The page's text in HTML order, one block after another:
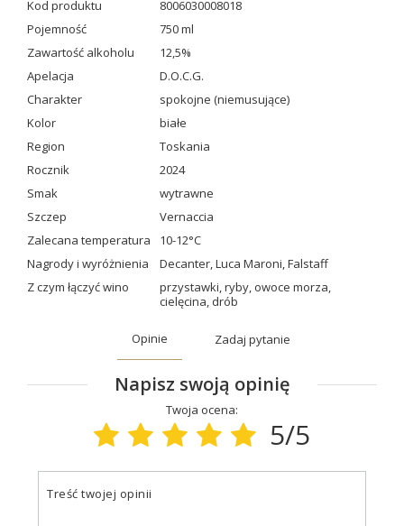
Kod produktu
8006030008018
Pojemność
750 ml
Zawartość alkoholu
12,5%
Apelacja
D.O.C.G.
Charakter
spokojne (niemusujące)
Kolor
białe
Region
Toskania
Rocznik
2024
Smak
wytrawne
Szczep
Vernaccia
Zalecana temperatura
10-12°C
Nagrody i wyróżnienia
Decanter,Luca Maroni,Falstaff
Z czym łączyć wino
przystawki,ryby, owoce morza,
cielęcina, drób
Opinie Zadaj pytanie
Napisz swoją opinię
Twoja ocena:
5/5
Treść twojej opinii